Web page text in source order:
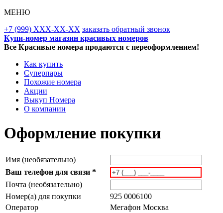
МЕНЮ
+7 (999) XXX-XX-XX заказать обратный звонок
Купи-номер магазин красивых номеров
Все Красивые номера продаются с переоформлением!
Как купить
Суперпары
Похожие номера
Акции
Выкуп Номера
О компании
Оформление покупки
Имя (необязательно)
Ваш телефон для связи *
Почта (необязательно)
Номер(а) для покупки
925 0006100
Оператор
Мегафон Москва